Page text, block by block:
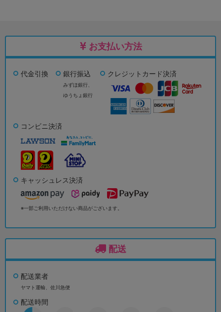
お支払い方法
代金引換 銀行振込
みずほ銀行、
ゆうちょ銀行
クレジットカード決済
コンビニ決済
キャッシュレス決済
※一部ご利用いただけない商品がございます。
配送
配送業者
ヤマト運輸、佐川急便
配送時間